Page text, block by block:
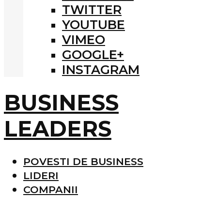
TWITTER
YOUTUBE
VIMEO
GOOGLE+
INSTAGRAM
BUSINESS
LEADERS
POVESTI DE BUSINESS
LIDERI
COMPANII